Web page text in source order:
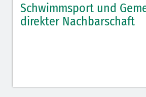
Schwimmsport und
direkter Nachbarschaft